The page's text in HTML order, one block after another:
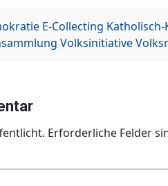
E-Collecting
Volksinitiative
Erforderliche Felder